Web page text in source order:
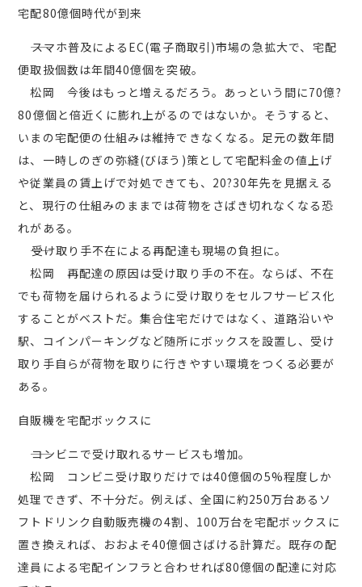
宅配80億個時代が到来
――スマホ普及によるEC(電子商取引)市場の急拡大で、宅配
便取扱個数は年間40億個を突破。
松岡 今後はもっと増えるだろう。あっという間に70億?
80億個と倍近くに膨れ上がるのではないか。そうすると、
いまの宅配便の仕組みは維持できなくなる。足元の数年間
は、一時しのぎの弥縫(びほう)策として宅配料金の値上げ
や従業員の賃上げで対処できても、20?30年先を見据える
と、現行の仕組みのままでは荷物をさばき切れなくなる恐
れがある。
――受け取り手不在による再配達も現場の負担に。
松岡 再配達の原因は受け取り手の不在。ならば、不在
でも荷物を届けられるように受け取りをセルフサービス化
することがベストだ。集合住宅だけではなく、道路沿いや
駅、コインパーキングなど随所にボックスを設置し、受け
取り手自らが荷物を取りに行きやすい環境をつくる必要が
ある。
自販機を宅配ボックスに
――コンビニで受け取れるサービスも増加。
松岡 コンビニ受け取りだけでは40億個の5%程度しか
処理できず、不十分だ。例えば、全国に約250万台あるソ
フトドリンク自動販売機の4割、100万台を宅配ボックスに
置き換えれば、おおよそ40億個さばける計算だ。既存の配
達員による宅配インフラと合わせれば80億個の配達に対応